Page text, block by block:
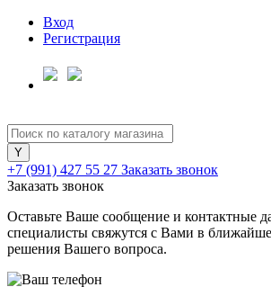
Вход
Регистрация
+7 (991) 427 55 27 Заказать звонок
Заказать звонок
Оставьте Ваше сообщение и контактные
специалисты свяжутся с Вами в
решения Вашего вопроса.